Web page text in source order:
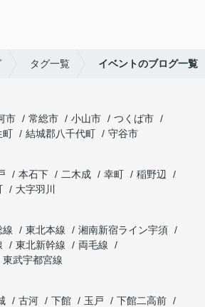
タグ一覧 イベントのブログ一覧
市 常総市 小山市
つくば市
町 結城郡八千代町
守谷市
本石下 二木成 幸町
稲野辺
大字羽川
線 東北本線
湘南新宿ライン宇須
東北新幹線
両毛線
東武宇都宮線
古河 下館 玉戸
下館二高前